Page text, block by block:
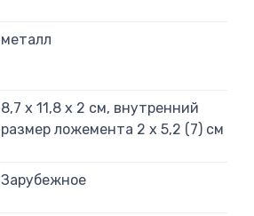
металл
8,7 х 11,8 х 2 см, внутренний
размер ложемента 2 х 5,2 (7) см
Зарубежное